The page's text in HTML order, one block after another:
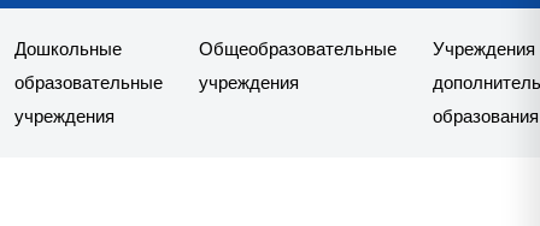
Дошкольные
образовательные
учреждения
Общеобразовательные
учреждения
Учреждения
образования